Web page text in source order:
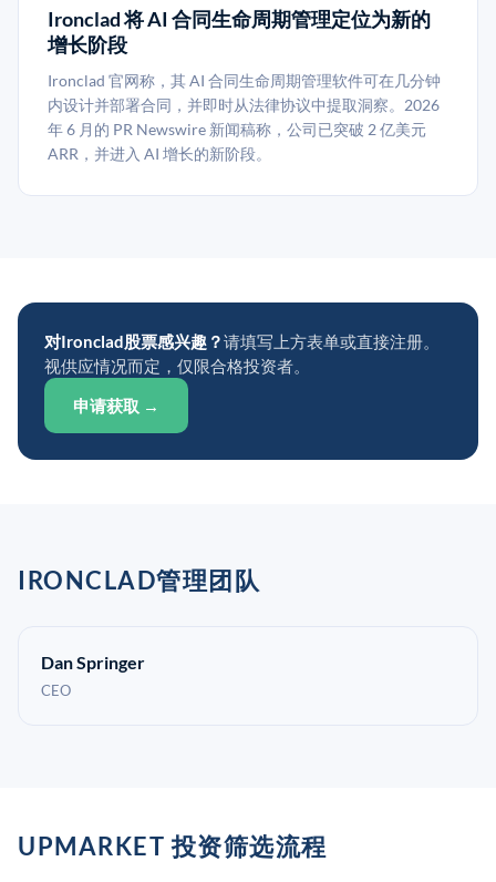
Ironclad 将 AI 合同生命周期管理定位为新的
增长阶段
Ironclad 官网称，其 AI 合同生命周期管理软件可在几分钟
内设计并部署合同，并即时从法律协议中提取洞察。2026
年 6 月的 PR Newswire 新闻稿称，公司已突破 2 亿美元
ARR，并进入 AI 增长的新阶段。
对Ironclad股票感兴趣？请填写上方表单或直接注册。
视供应情况而定，仅限合格投资者。
申请获取 →
IRONCLAD管理团队
Dan Springer
CEO
UPMARKET 投资筛选流程